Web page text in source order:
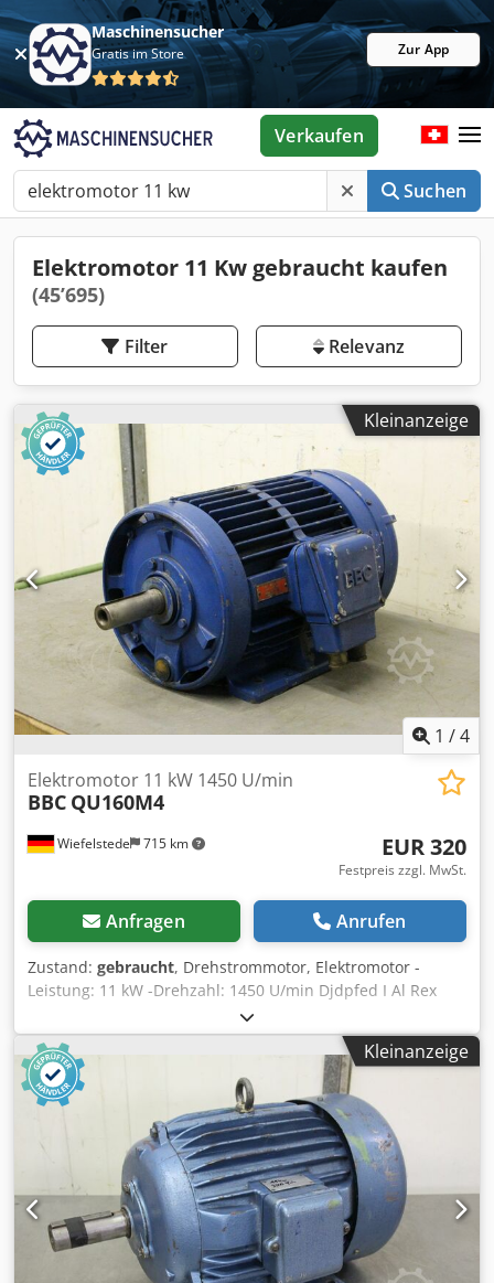
Maschinensucher
Gratis im Store Zur App
Suchen
Verkaufen
Elektromotor 11 Kw gebraucht kaufen
(45’695)
Filter Relevanz
Kleinanzeige
1 /4
Wiefelstede 715 km
Elektromotor 11 kW 1450 U/min
BBC QU160M4
EUR 320
Festpreis zzgl. MwSt.
Anfragen Anrufen
Zustand: gebraucht, Drehstrommotor, Elektromotor -
Leistung: 11 kW -Drehzahl: 1450 U/min Djdpfed I Al Rex
Abnowa -Welle: Ø 42 x 110 mm -Bauform: B3 -Schutzart: IP
33 -Abmessungen: 600/400/H320 mm -Gewicht: 123 kg
Kleinanzeige